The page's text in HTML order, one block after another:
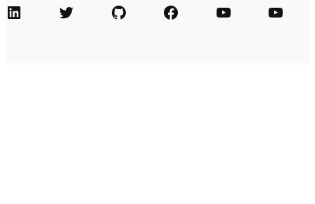
LinkedIn Twitter GitHub Facebook Agile Videos Tech-Videos